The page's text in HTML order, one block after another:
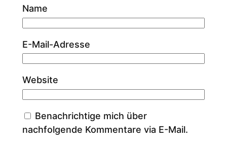
Name
E-Mail-Adresse
Website
Benachrichtige mich über
nachfolgende Kommentare via E-Mail.